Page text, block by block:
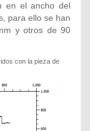
en el ancho del
para ello se han
y otros de 90
con la pieza de